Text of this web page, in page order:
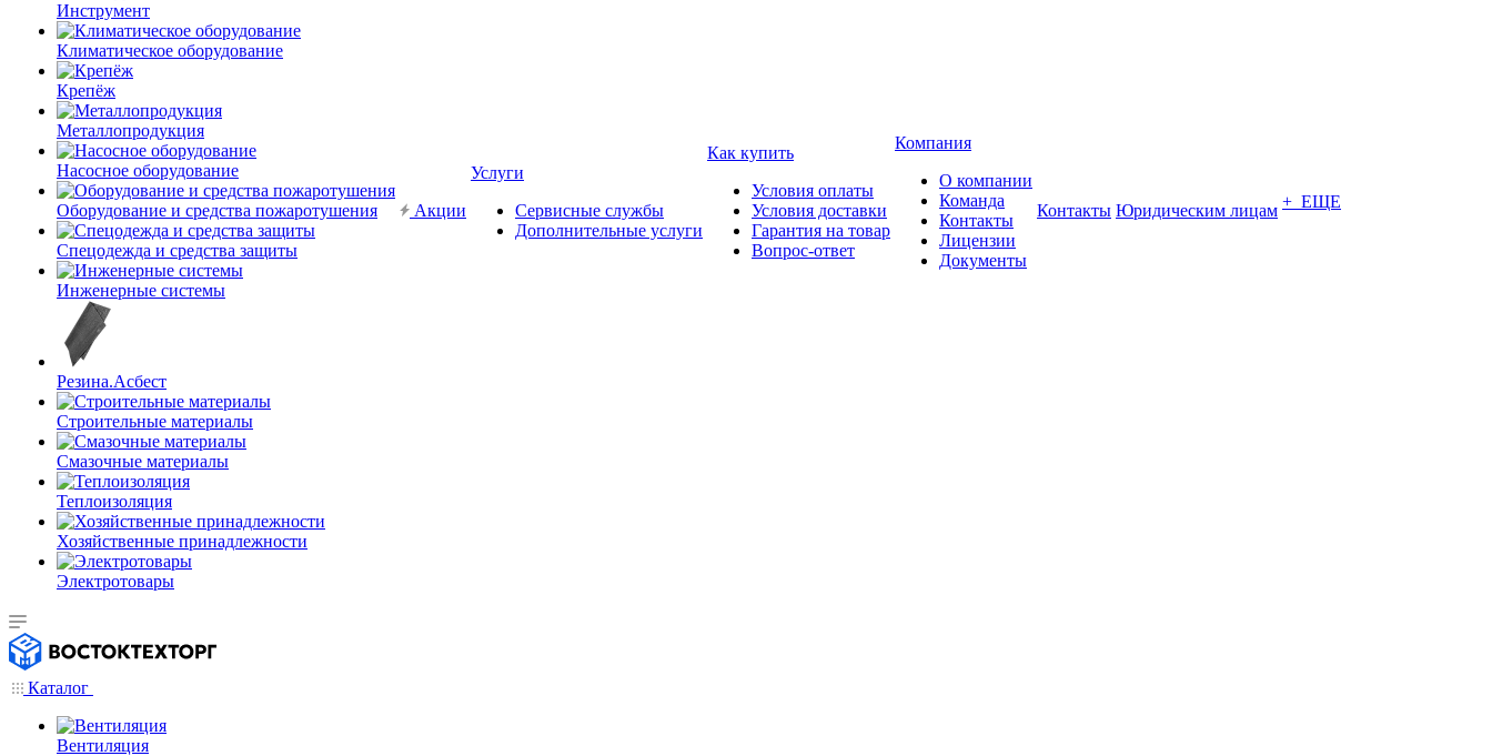
Инструмент
Климатическое оборудование
Крепёж
Металлопродукция
Насосное оборудование
Оборудование и средства пожаротушения
Спецодежда и средства защиты
Инженерные системы
Резина.Асбест
Строительные материалы
Смазочные материалы
Теплоизоляция
Хозяйственные принадлежности
Электротовары
Акции
Услуги
Сервисные службы
Дополнительные услуги
Как купить
Условия оплаты
Условия доставки
Гарантия на товар
Вопрос-ответ
Компания
О компании
Команда
Контакты
Лицензии
Документы
Контакты Юридическим лицам + ЕЩЕ
Каталог
Вентиляция